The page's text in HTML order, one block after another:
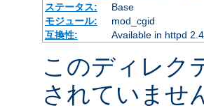
ステータス:
Base
モジュール:
mod_cgid
互換性:
Available in httpd
このディレク
されていませ